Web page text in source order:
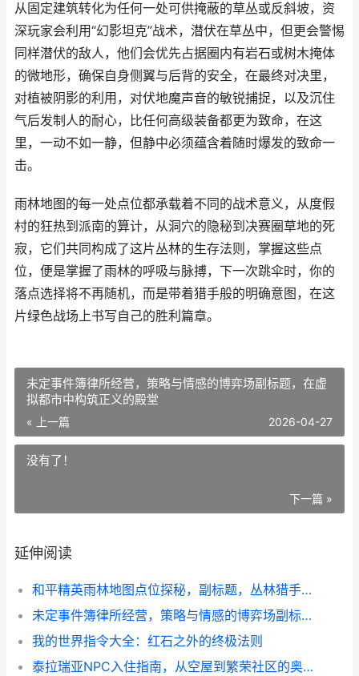
从固定建筑转化为任何一处可供掩蔽的草丛或反斜坡，资
深玩家会利用“幻影坦克”战术，潜伏在草丛中，但更会警惕
同样潜伏的敌人，他们会优先占据圈内有岩石或树木掩体
的微地形，确保自身侧翼与后背的安全，在最终对决里，
对植被阴影的利用，对伏地魔声音的敏锐捕捉，以及沉住
气后发制人的耐心，比任何高级装备都更为致命，在这
里，一动不如一静，但静中必须蕴含着随时爆发的致命一
击。
雨林地图的每一处点位都承载着不同的战术意义，从度假
村的狂热到派南的算计，从洞穴的隐秘到决赛圈草地的死
寂，它们共同构成了这片丛林的生存法则，掌握这些点
位，便是掌握了雨林的呼吸与脉搏，下一次跳伞时，你的
落点选择将不再随机，而是带着猎手般的明确意图，在这
片绿色战场上书写自己的胜利篇章。
未定事件簿律所经营，策略与情感的博弈场副标题，在虚
拟都市中构筑正义的殿堂
« 上一篇 2026-04-27
没有了！
下一篇 »
延伸阅读
和平精英雨林地图点位探秘，副标题，丛林猎手的生存与制胜之道
未定事件簿律所经营，策略与情感的博弈场副标题，在虚拟都市中构筑正义的殿堂
我的世界指令大全：红石之外的终极法则
泰拉瑞亚NPC入住指南，从空屋到繁荣社区的奥秘